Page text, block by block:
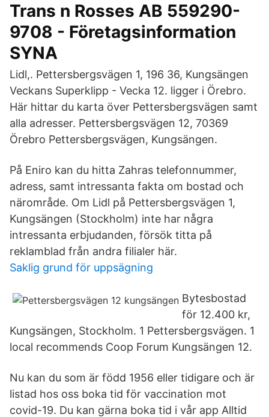
Trans n Rosses AB 559290-
9708 - Företagsinformation
SYNA
Lidl,. Pettersbergsvägen 1, 196 36, Kungsängen
Veckans Superklipp - Vecka 12. ligger i Örebro.
Här hittar du karta över Pettersbergsvägen samt
alla adresser. Pettersbergsvägen 12, 70369
Örebro Pettersbergsvägen, Kungsängen.
På Eniro kan du hitta Zahras telefonnummer,
adress, samt intressanta fakta om bostad och
närområde. Om Lidl på Pettersbergsvägen 1,
Kungsängen (Stockholm) inte har några
intressanta erbjudanden, försök titta på
reklamblad från andra filialer här.
Saklig grund för uppsägning
Bytesbostad
för 12.400 kr,
Kungsängen, Stockholm. 1 Pettersbergsvägen. 1
local recommends Coop Forum Kungsängen 12.
Nu kan du som är född 1956 eller tidigare och är
listad hos oss boka tid för vaccination mot
covid-19. Du kan gärna boka tid i vår app Alltid